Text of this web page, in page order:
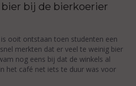
bij de bierkoerier
ooit ontstaan toen studenten een
merkten dat er veel te weinig bier
nog eens bij dat de winkels al
het café net iets te duur was voor